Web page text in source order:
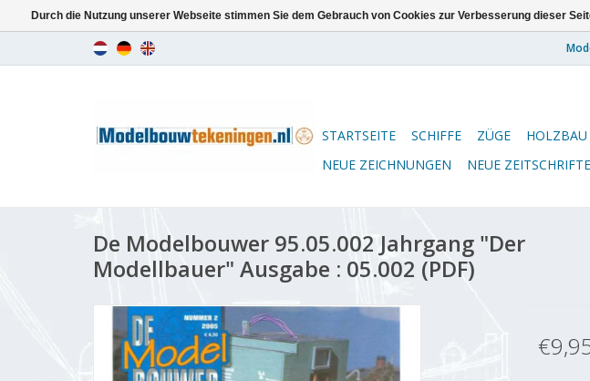
STARTSEITE SCHIFFE ZÜGE HOLZBAU
NEUE ZEICHNUNGEN
NEUE
De Modelbouwer 95.05.002 Jahrgang "Der
Modellbauer" Ausgabe : 05.002 (PDF)
Durch die Nutzung unserer Webseite stimmen Sie dem Gebrauch von Cookies zur Verbesserung dieser